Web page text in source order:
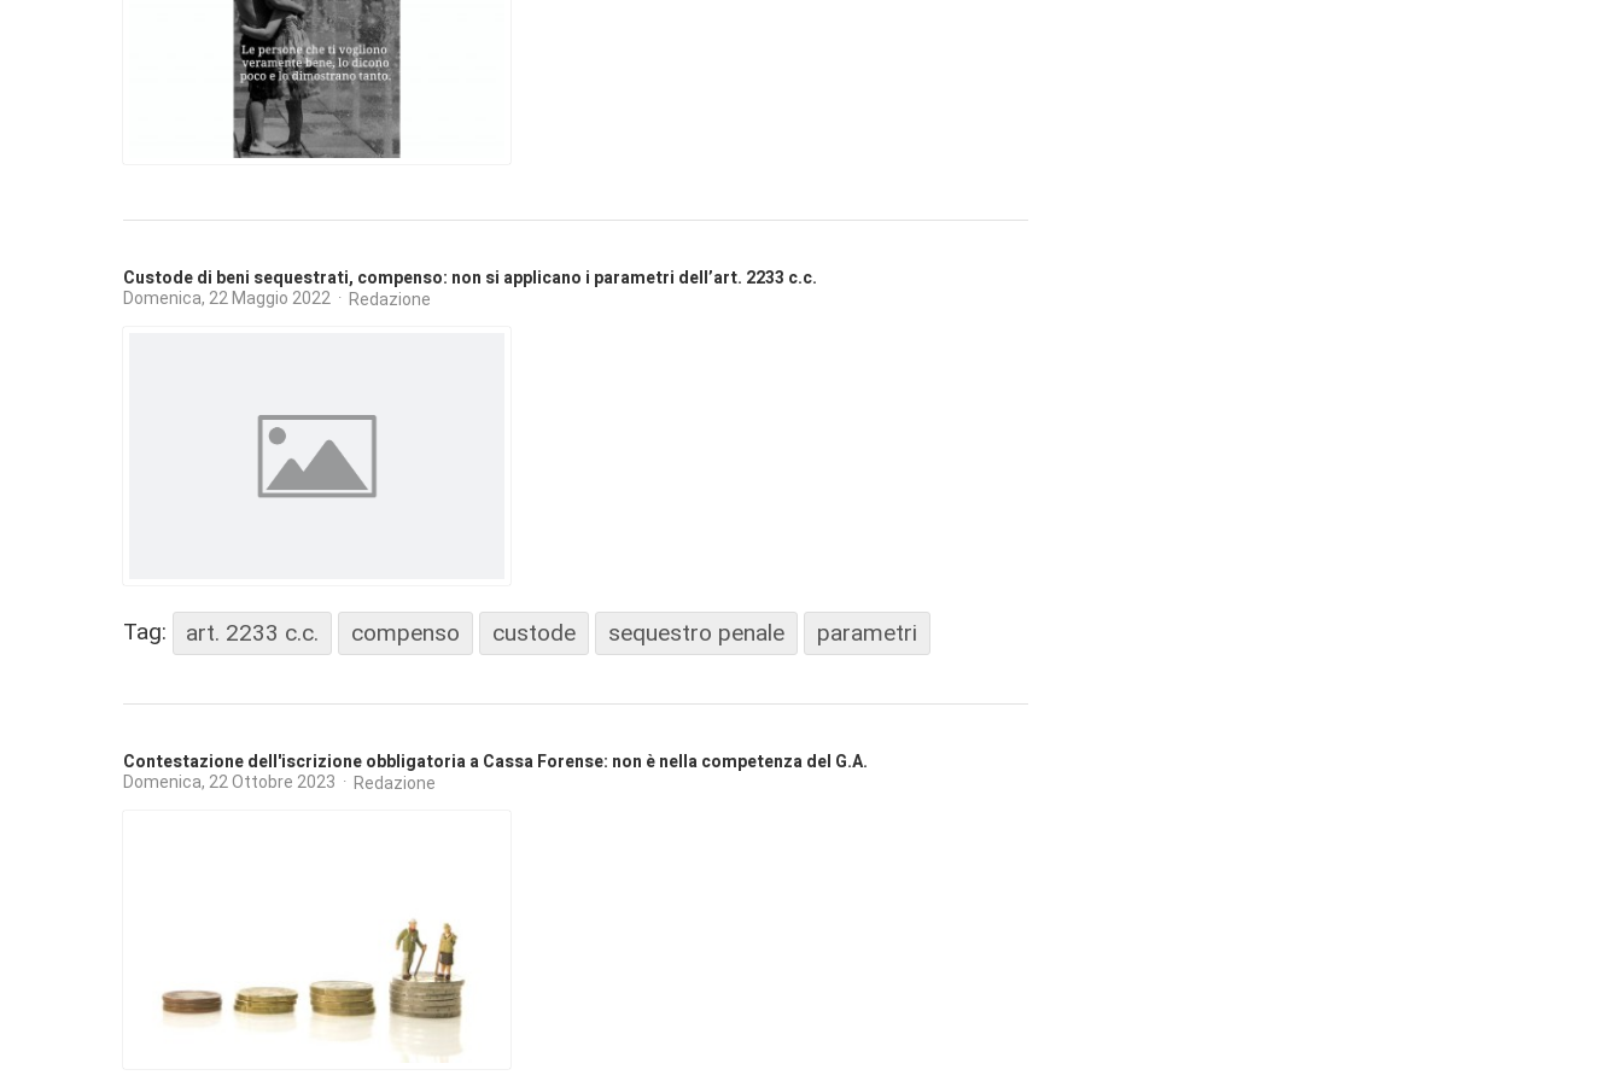
Custode di beni sequestrati, compenso: non si applicano i parametri dell’art. 2233 c.c.
Domenica, 22 Maggio 2022 Redazione
Tag: art. 2233 c.c. compenso custode sequestro penale parametri
Contestazione dell'iscrizione obbligatoria a Cassa Forense: non è nella competenza del G.A.
Domenica, 22 Ottobre 2023 Redazione